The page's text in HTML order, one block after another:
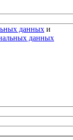
данных и
данных